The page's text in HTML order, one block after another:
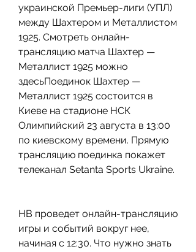
украинской Премьер-лиги (УПЛ)
между Шахтером и Металлистом
1925. Смотреть онлайн-
трансляцию матча Шахтер —
Металлист 1925 можно
здесьПоединок Шахтер —
Металлист 1925 состоится в
Киеве на стадионе НСК
Олимпийский 23 августа в 13:00
по киевскому времени. Прямую
трансляцию поединка покажет
телеканал Setanta Sports Ukraine.
НВ проведет онлайн-трансляцию
игры и событий вокруг нее,
начиная с 12:30. Что нужно знать